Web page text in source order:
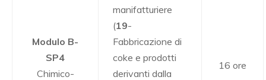
Modulo B-
SP4
Chimico-
manifatturiere
(19-
Fabbricazione di
coke e prodotti
derivanti dalla
16 ore